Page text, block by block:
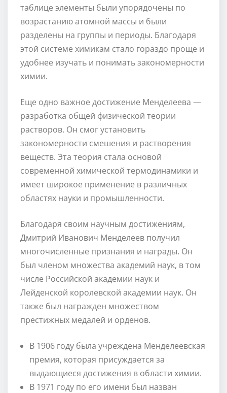
таблице элементы были упорядочены по
возрастанию атомной массы и были
разделены на группы и периоды. Благодаря
этой системе химикам стало гораздо проще и
удобнее изучать и понимать закономерности
химии.
Еще одно важное достижение Менделеева —
разработка общей физической теории
растворов. Он смог установить
закономерности смешения и растворения
веществ. Эта теория стала основой
современной химической термодинамики и
имеет широкое применение в различных
областях науки и промышленности.
Благодаря своим научным достижениям,
Дмитрий Иванович Менделеев получил
многочисленные признания и награды. Он
был членом множества академий наук, в том
числе Российской академии наук и
Лейденской королевской академии наук. Он
также был награжден множеством
престижных медалей и орденов.
В 1906 году была учреждена Менделеевская
премия, которая присуждается за
выдающиеся достижения в области химии.
В 1971 году по его имени был назван